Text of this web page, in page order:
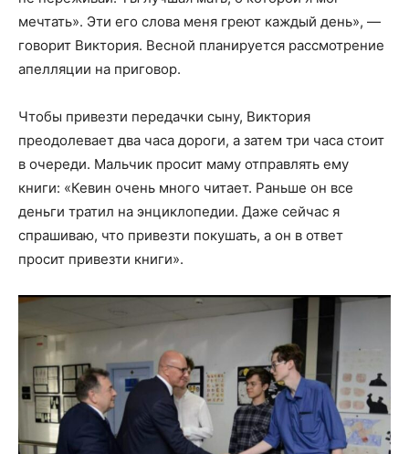
мечтать». Эти его слова меня греют каждый день», —
говорит Виктория. Весной планируется рассмотрение
апелляции на приговор.
Чтобы привезти передачки сыну, Виктория
преодолевает два часа дороги, а затем три часа стоит
в очереди. Мальчик просит маму отправлять ему
книги: «Кевин очень много читает. Раньше он все
деньги тратил на энциклопедии. Даже сейчас я
спрашиваю, что привезти покушать, а он в ответ
просит привезти книги».